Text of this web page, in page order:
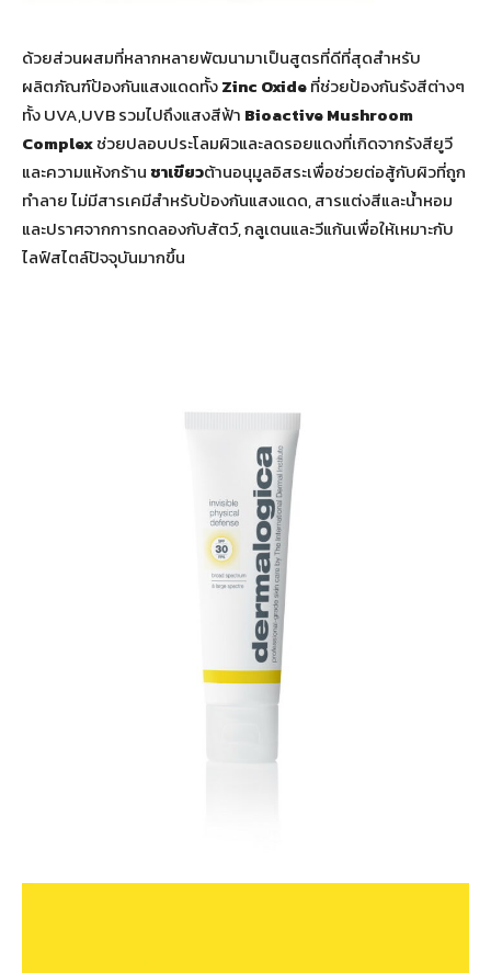
ด้วยส่วนผสมที่หลากหลายพัฒนามาเป็นสูตรที่ดีที่สุดสำหรับ
ผลิตภัณฑ์ป้องกันแสงแดดทั้งZinc Oxideที่ช่วยป้องกันรังสีต่างๆ
ทั้ง UVA,UVB รวมไปถึงแสงสีฟ้า Bioactive Mushroom
Complexช่วยปลอบประโลมผิวและลดรอยแดงที่เกิดจากรังสียูวี
และความแห้งกร้านชาเขียวต้านอนุมูลอิสระเพื่อช่วยต่อสู้กับผิวที่ถูก
ทำลาย ไม่มีสารเคมีสำหรับป้องกันแสงแดด, สารแต่งสีและน้ำหอม
และปราศจากการทดลองกับสัตว์, กลูเตนและวีแก้นเพื่อให้เหมาะกับ
ไลฟ์สไตล์ปัจจุบันมากขึ้น